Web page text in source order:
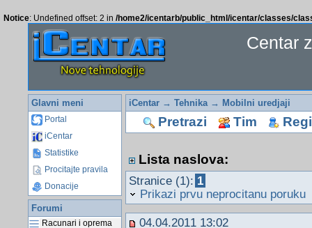
Notice: Undefined offset: 2 in /home2/icentarb/public_html/icentar/classes/
Centar
Glavni meni
Portal
iCentar
Statistike
Procitajte pravila
Donacije
Forumi
Racunari i oprema
iCentar→ Tehnika→ Mobilni uredjaji
Pretrazi Tim
Lista naslova:
Stranice (1): 1
Prikazi prvu neprocitanu poruku
04.04.2011 13:02